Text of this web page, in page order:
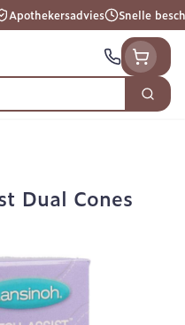
Apothekersadvies Snelle
Zoek
Dual Cones